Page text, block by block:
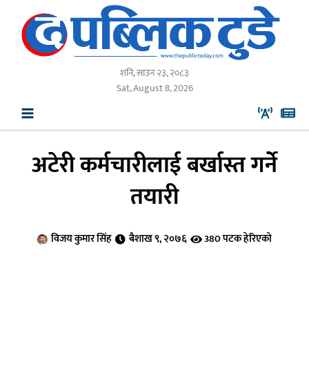
content
शनि, साउन २३, २०८३
Sat, August 8, 2026
अटेरी कर्मचारीलाई बर्खास्त गर्ने
तयारी
विजय कुमार सिंह बैशाख ९, २०७६ 380 पटक हेरिएको